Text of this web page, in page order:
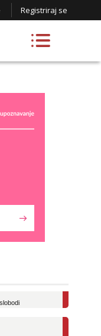
Registriraj se